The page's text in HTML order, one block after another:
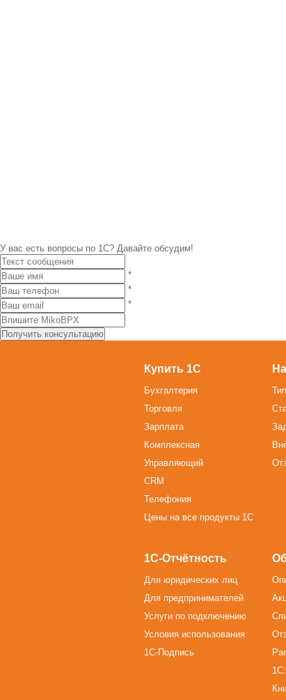
У вас есть вопросы по 1С? Давайте обсудим!
*
*
*
Купить 1С
Бухгалтерия
Торговля
Зарплата
Комплексная
Управляющий
CRM
Телефония
Цены на все продукты 1С
1С-Отчётность
Для юридических лиц
Для предпринимателей
Услуги по подключению
Условия использования
1С-Подпись